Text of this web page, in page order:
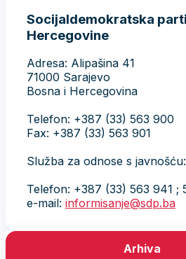
Socijaldemokratska
Hercegovine
Adresa: Alipašina 41
71000 Sarajevo
Bosna i Hercegovina
Telefon: +387 (33) 563 900
Fax: +387 (33) 563 901
Služba za odnose s javnošću:
Telefon: +387 (33) 563 941 ;
e-mail: informisanje@sdp.ba
Arhiva